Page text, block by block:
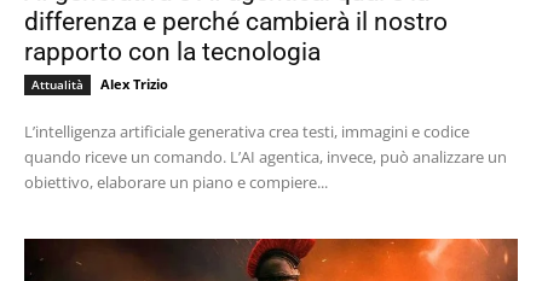
differenza e perché cambierà il nostro
rapporto con la tecnologia
Attualità Alex Trizio
L’intelligenza artificiale generativa crea testi, immagini e codice
quando riceve un comando. L’AI agentica, invece, può analizzare un
obiettivo, elaborare un piano e compiere...